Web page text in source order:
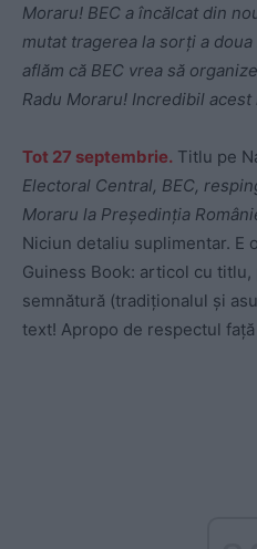
Moraru! BEC a încălcat din
mutat tragerea la sorți a
aflăm că BEC vrea să
Radu Moraru! Incredibil acest
Tot 27 septembrie. Titlu pe
Electoral Central, BEC,
Moraru la Președinția
Niciun detaliu suplimentar. E
Guiness Book: articol cu titlu,
semnătură (tradiționalul și
text! Apropo de respectul